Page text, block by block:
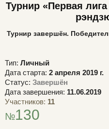
Турнир «Первая
Турнир завершён.
Тип: Личный
Дата старта: 2 апреля 2019 г.
Статус: Завершён
Дата завершения: 11.06.2019
Участников: 11
№130